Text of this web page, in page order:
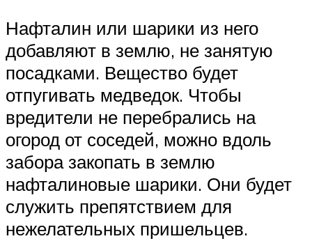
Нафталин или шарики из него
добавляют в землю, не занятую
посадками. Вещество будет
отпугивать медведок. Чтобы
вредители не перебрались на
огород от соседей, можно вдоль
забора закопать в землю
нафталиновые шарики. Они будет
служить препятствием для
нежелательных пришельцев.